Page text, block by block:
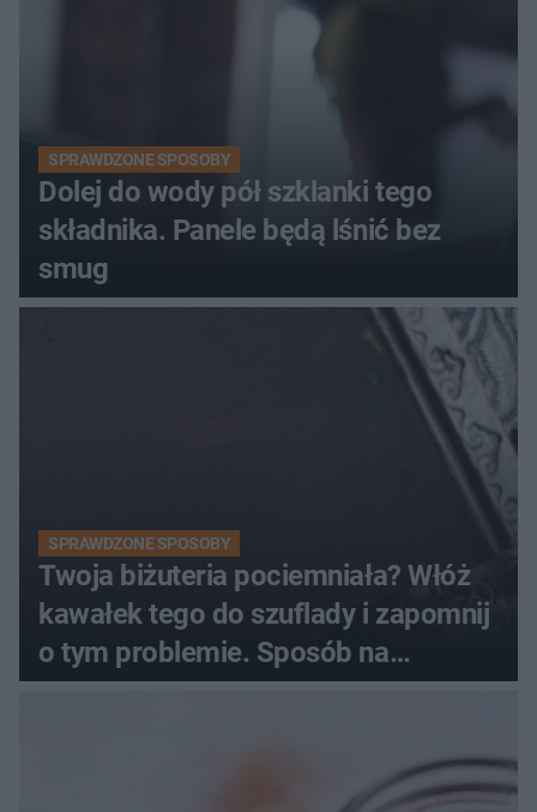
SPRAWDZONE SPOSOBY
Dolej do wody pół szklanki tego
składnika. Panele będą lśnić bez
smug
SPRAWDZONE SPOSOBY
Twoja biżuteria pociemniała? Włóż
kawałek tego do szuflady i zapomnij
o tym problemie. Sposób na
pociemniałą biżuterię